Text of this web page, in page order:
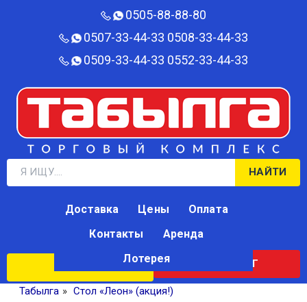
0505-88-88-80‬
0507-33-44-33 0508-33-44-33
0509-33-44-33 0552-33-44-33
НАЙТИ
КАТАЛОГ
Доставка Цены
Оплата
Контакты
Аренда
Лотерея
Табылга » Стол «Леон» (акция!)